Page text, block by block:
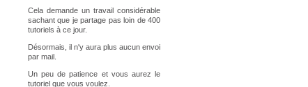
Cela demande un travail considérable
sachant que je partage pas loin de 400
tutoriels à ce jour.
Désormais, il n'y aura plus aucun envoi
par mail.
Un peu de patience et vous aurez le
tutoriel que vous voulez.